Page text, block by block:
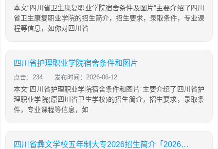
本文“四川省卫生康复职业学院宿舍条件及图片”主要介绍了四川
省卫生康复职业学院的招生简介，招生要求，录取条件，专业课
程等信息，如你对四川省
四川省护理职业学院宿舍条件和图片
点击：234 发布时间：2026-06-12
本文“四川省护理职业学院宿舍条件和图片”主要介绍了四川省护
理职业学院(原四川省卫生学校)的招生简介，招生要求，录取条
件，专业课程等信息，如
四川省彝文学校五年制大专2026招生简介「2026年更新」